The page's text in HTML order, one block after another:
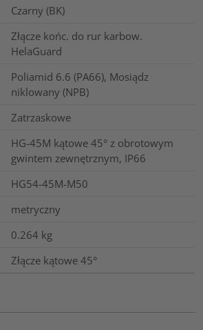
Czarny (BK)
Złącze końc. do rur karbow.
HelaGuard
Poliamid 6.6 (PA66), Mosiądz
niklowany (NPB)
Zatrzaskowe
HG-45M kątowe 45° z obrotowym
gwintem zewnętrznym, IP66
HG54-45M-M50
metryczny
0.264 kg
Złącze kątowe 45°